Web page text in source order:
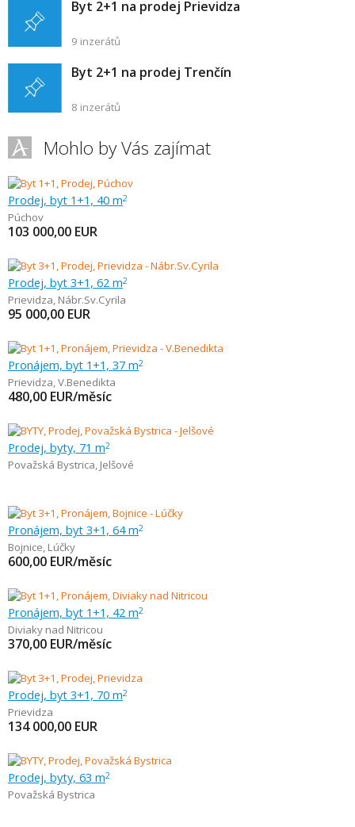
Byt 2+1 na prodej Prievidza
9 inzerátů
Byt 2+1 na prodej Trenčín
8 inzerátů
Mohlo by Vás zajímat
Prodej, byt 1+1, 40 m2
Púchov
103 000,00 EUR
Prodej, byt 3+1, 62 m2
Prievidza, Nábr.Sv.Cyrila
95 000,00 EUR
Pronájem, byt 1+1, 37 m2
Prievidza,V.Benedikta
480,00 EUR/měsíc
Prodej, byty, 71 m2
Považská Bystrica, Jelšové
Pronájem, byt 3+1, 64 m2
Bojnice, Lúčky
600,00 EUR/měsíc
Pronájem, byt 1+1, 42 m2
Diviaky nad Nitricou
370,00 EUR/měsíc
Prodej, byt 3+1, 70 m2
Prievidza
134 000,00 EUR
Prodej, byty, 63 m2
Považská Bystrica